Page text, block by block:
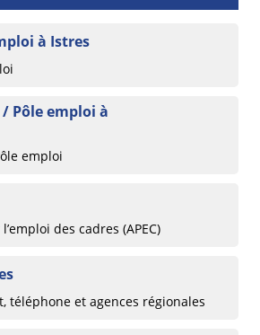
à Istres
Pôle emploi à
emploi
des cadres (APEC)
téléphone et agences régionales